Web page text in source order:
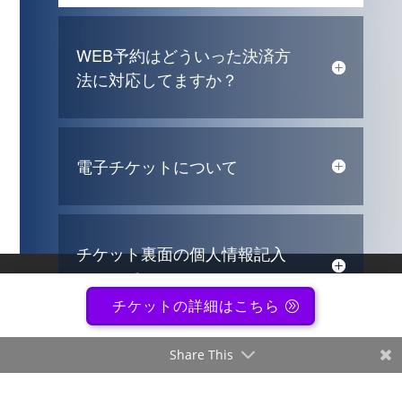
WEB予約はどういった決済方
法に対応してますか？
電子チケットについて
チケット裏面の個人情報記入
について
オンラインライブ配信につい
て
チケットの詳細はこちら
Share This